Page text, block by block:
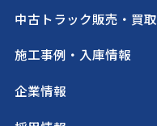
中古トラック販売・買取
施工事例・入庫情報
企業情報